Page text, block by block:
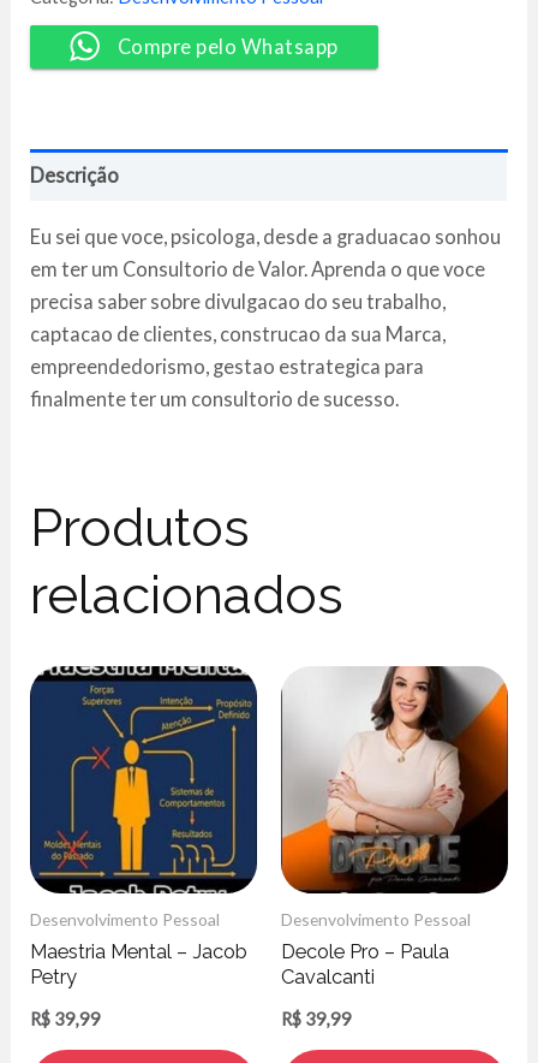
-
Renato
Rodrigo
Compre pelo Whatsapp
Descrição
Eu sei que voce, psicologa, desde a graduacao sonhou
em ter um Consultorio de Valor. Aprenda o que voce
precisa saber sobre divulgacao do seu trabalho,
captacao de clientes, construcao da sua Marca,
empreendedorismo, gestao estrategica para
finalmente ter um consultorio de sucesso.
Produtos
relacionados
Desenvolvimento Pessoal
Maestria Mental – Jacob
Petry
R$ 39,99
Desenvolvimento Pessoal
Decole Pro – Paula
Cavalcanti
R$ 39,99